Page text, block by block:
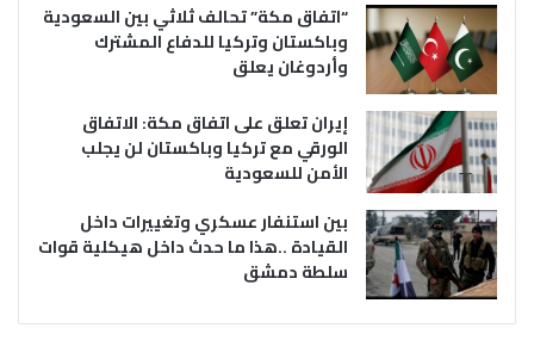
“اتفاق مكة” تحالف ثلاثي بين السعودية
وباكستان وتركيا للدفاع المشترك
وأردوغان يعلق
إيران تعلق على اتفاق مكة: الاتفاق
الورقي مع تركيا وباكستان لن يجلب
الأمن للسعودية
بين استنفار عسكري وتغييرات داخل
القيادة ..هذا ما حدث داخل هيكلية قوات
سلطة دمشق